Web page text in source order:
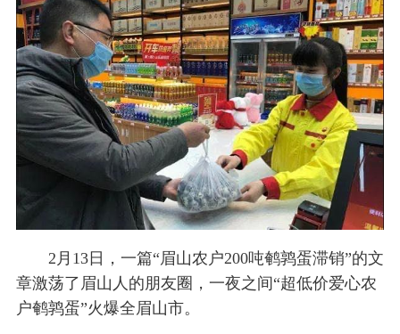
2月13日，一篇“眉山农户200吨鹌鹑蛋滞销”的文
章激荡了眉山人的朋友圈，一夜之间“超低价爱心农
户鹌鹑蛋”火爆全眉山市。